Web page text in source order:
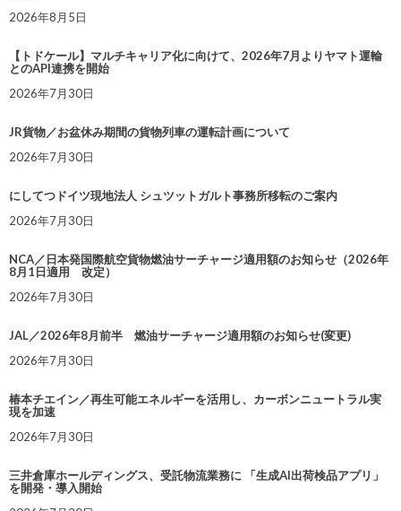
2026年8月5日
【トドケール】マルチキャリア化に向けて、2026年7月よりヤマト運輸
とのAPI連携を開始
2026年7月30日
JR貨物／お盆休み期間の貨物列車の運転計画について
2026年7月30日
にしてつドイツ現地法人 シュツットガルト事務所移転のご案内
2026年7月30日
NCA／日本発国際航空貨物燃油サーチャージ適用額のお知らせ（2026年
8月1日適用 改定）
2026年7月30日
JAL／2026年8月前半 燃油サーチャージ適用額のお知らせ(変更)
2026年7月30日
椿本チエイン／再生可能エネルギーを活用し、カーボンニュートラル実
現を加速
2026年7月30日
三井倉庫ホールディングス、受託物流業務に 「生成AI出荷検品アプリ」
を開発・導入開始